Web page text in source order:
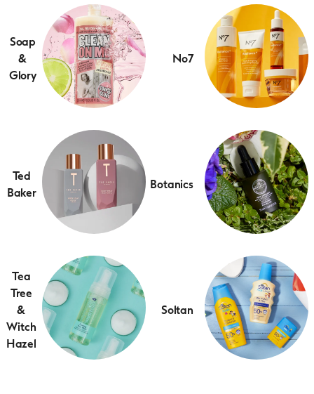
No7
Soap
&
Glory
Botanics
Ted
Baker
Soltan
Tea
Tree
&
Witch
Hazel